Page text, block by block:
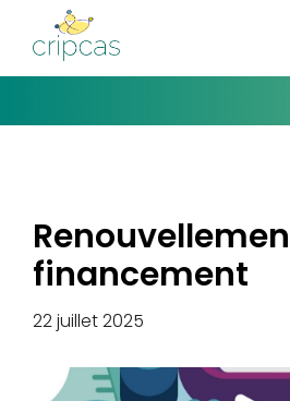
Contact
financement
22 juillet 2025